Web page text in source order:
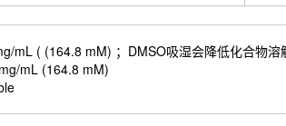
mL ( (164.8 mM) ；DMSO吸湿会降低化合物溶
mL (164.8 mM)